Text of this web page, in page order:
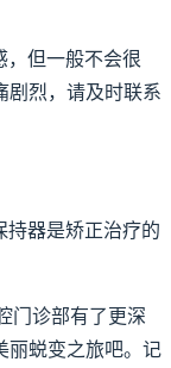
，但一般不会很
剧烈，请及时联系
持器是矫正治疗的
门诊部有了更深
丽蜕变之旅吧。记